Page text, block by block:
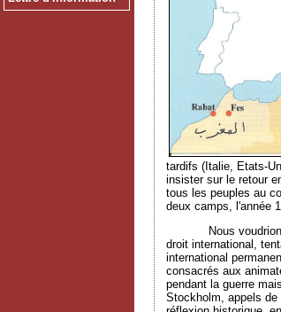
tardifs (Italie, Etats-
insister sur le retour
tous les peuples au
deux camps, l'année
Nous voudrions
droit international,
international
consacrés aux
pendant la guerre
Stockholm, appels